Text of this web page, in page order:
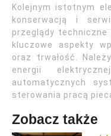
Kolejnym istotnym
konserwacją i
przeglądy
kluczowe aspekty
oraz trwałość.
energii
automatycznych
sterowania pracą
Zobacz także